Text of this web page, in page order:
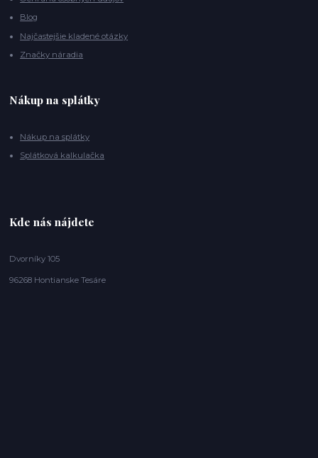
Blog
Najčastejšie kladené otázky
Značky náradia
Nákup na splátky
Nákup na splátky
Splátková kalkulačka
Kde nás nájdete
Dvorníky 105
96268 Hontianske Tesáre